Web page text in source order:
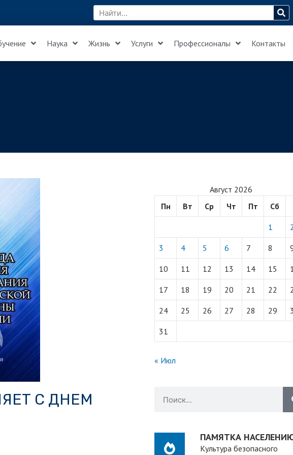
Наука Жизнь Услуги Профессионалы Контакты
С ДНЕМ
Август 2026
Пн
Вт Ср Чт Пт Сб
1
3 4 5 6 7 8
10 11 12 13 14 15
17 18 19 20 21 22
24 25 26 27 28 29
31
« Июл
ПАМЯТКА
Культура безопасного